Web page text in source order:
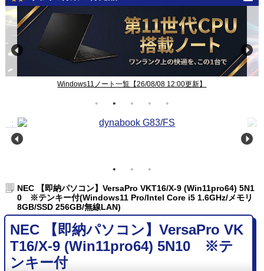
Windows11ノート一覧【26/08/08 12:00更新】
NEC 【即納パソコン】VersaPro VKT16/X-9 (Win11pro64) 5N1
0 ※テンキー付(Windows11 Pro/Intel Core i5 1.6GHz/メモリ
8GB/SSD 256GB/無線LAN)
NEC 【即納パソコン】VersaPro VK
T16/X-9 (Win11pro64) 5N10 ※テ
ンキー付